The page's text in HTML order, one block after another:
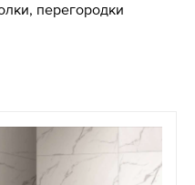
перегородки